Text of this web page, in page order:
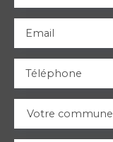
Email
Téléphone
Votre commune